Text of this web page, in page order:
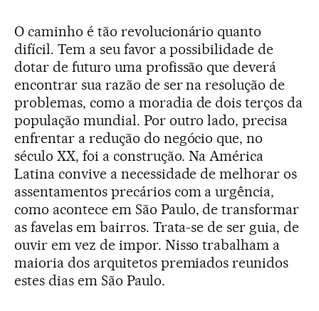
O caminho é tão revolucionário quanto
difícil. Tem a seu favor a possibilidade de
dotar de futuro uma profissão que deverá
encontrar sua razão de ser na resolução de
problemas, como a moradia de dois terços da
população mundial. Por outro lado, precisa
enfrentar a redução do negócio que, no
século XX, foi a construção. Na América
Latina convive a necessidade de melhorar os
assentamentos precários com a urgência,
como acontece em São Paulo, de transformar
as favelas em bairros. Trata-se de ser guia, de
ouvir em vez de impor. Nisso trabalham a
maioria dos arquitetos premiados reunidos
estes dias em São Paulo.